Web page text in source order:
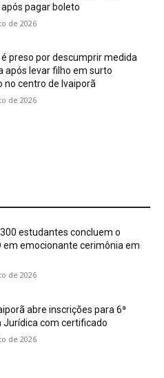
pagar boleto
de 2026
preso por descumprir medida
após levar filho em surto
no centro de Ivaiporã
de 2026
estudantes concluem o
em emocionante cerimônia em
de 2026
abre inscrições para 6ª
Jurídica com certificado
de 2026